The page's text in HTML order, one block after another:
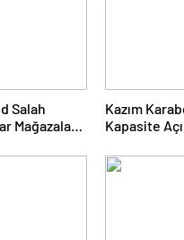
Salah
Mağazalara
Kazım
Kapasite
Galatasaray